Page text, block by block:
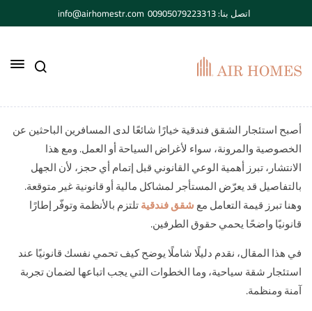
اتصل بنا: 00905079223313 info@airhomestr.com
أصبح استئجار الشقق فندقية خيارًا شائعًا لدى المسافرين الباحثين عن
الخصوصية والمرونة، سواء لأغراض السياحة أو العمل. ومع هذا
الانتشار، تبرز أهمية الوعي القانوني قبل إتمام أي حجز، لأن الجهل
بالتفاصيل قد يعرّض المستأجر لمشاكل مالية أو قانونية غير متوقعة.
وهنا تبرز قيمة التعامل معشقق فندقيةتلتزم بالأنظمة وتوفّر إطارًا
قانونيًا واضحًا يحمي حقوق الطرفين.
في هذا المقال، نقدم دليلًا شاملًا يوضح كيف تحمي نفسك قانونيًا عند
استئجار شقة سياحية، وما الخطوات التي يجب اتباعها لضمان تجربة
آمنة ومنظمة.